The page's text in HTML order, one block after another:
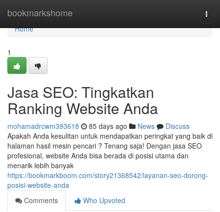
bookmarkshome
Home
Home
1
Jasa SEO: Tingkatkan
Ranking Website Anda
mohamadrcwm393618 85 days ago News
Discuss
Apakah Anda kesulitan untuk mendapatkan peringkat yang baik di
halaman hasil mesin pencari ? Tenang saja! Dengan jasa SEO
profesional, website Anda bisa berada di posisi utama dan
menarik lebih banyak
https://bookmarkboom.com/story21368542/layanan-seo-dorong-
posisi-website-anda
Comments
Who Upvoted